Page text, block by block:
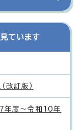
ています
改訂版）
年度〜令和10年